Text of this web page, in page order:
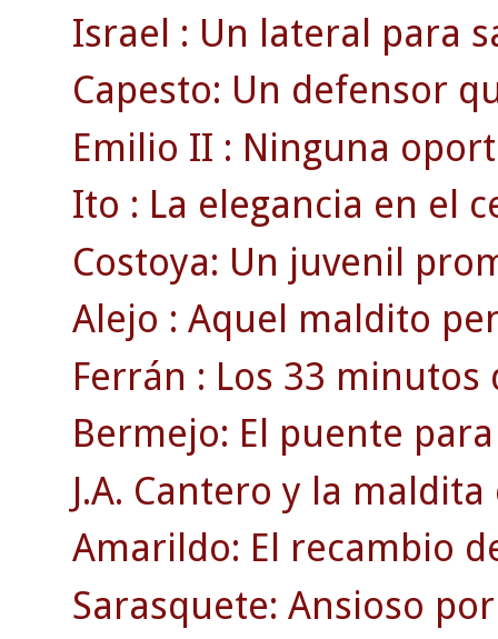
Israel : Un lateral para
Capesto: Un defensor
Emilio II : Ninguna
Ito : La elegancia en el
Costoya: Un juvenil
Alejo : Aquel maldito
Ferrán : Los 33 minutos
Bermejo: El puente
J.A. Cantero y la maldita
Amarildo: El recambio
Sarasquete: Ansioso